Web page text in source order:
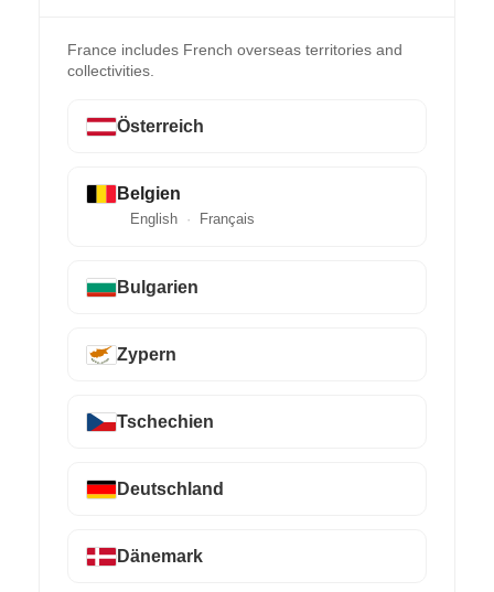
France includes French overseas territories and
collectivities.
Österreich
Belgien
English Français
Bulgarien
Zypern
Tschechien
Deutschland
Dänemark